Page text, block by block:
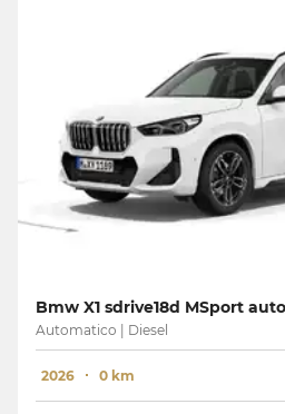
Bmw X1 sdrive18d MSport auto
Automatico | Diesel
2026 0 km